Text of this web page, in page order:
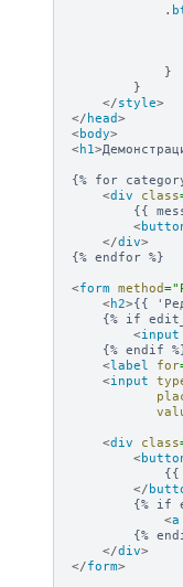
.
}
}
</style>
</head>
<body>
<h1>
{% for
<div class
{{
<
</div>
{% endfor %}
<form method=
<h2>{{
{% if
<input
{% endif
<label for
<input
<div class
<
</
{% if
<a
{%
</div>
</form>